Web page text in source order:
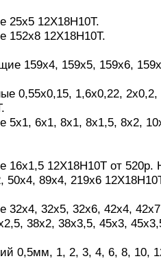
25х5 12Х18Н10Т.
152х8 12Х18Н10Т.
159х4, 159х5, 159х6,
0,55х0,15, 1,6х0,22,
6х1, 8х1, 8х1,5, 8х2,
16х1,5 12Х18Н10Т от
50х4, 89х4, 219х6
32х4, 32х5, 32х6, 42х4,
38х2, 38х3,5, 45х3,
0,5мм, 1, 2, 3, 4, 6, 8, 10,